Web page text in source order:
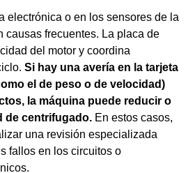
electrónica o en los sensores de la
causas frecuentes. La placa de
del motor y coordina
Si hay una avería en la tarjeta
el de peso o de velocidad)
la máquina puede reducir o
de centrifugado. En estos casos,
una revisión especializada
fallos en los circuitos o